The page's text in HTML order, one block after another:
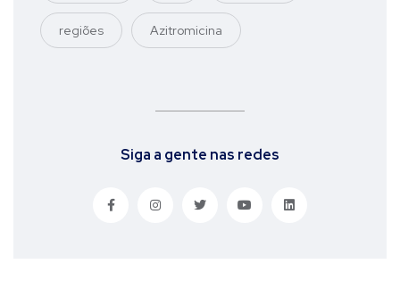
regiões Azitromicina
Siga a gente nas redes